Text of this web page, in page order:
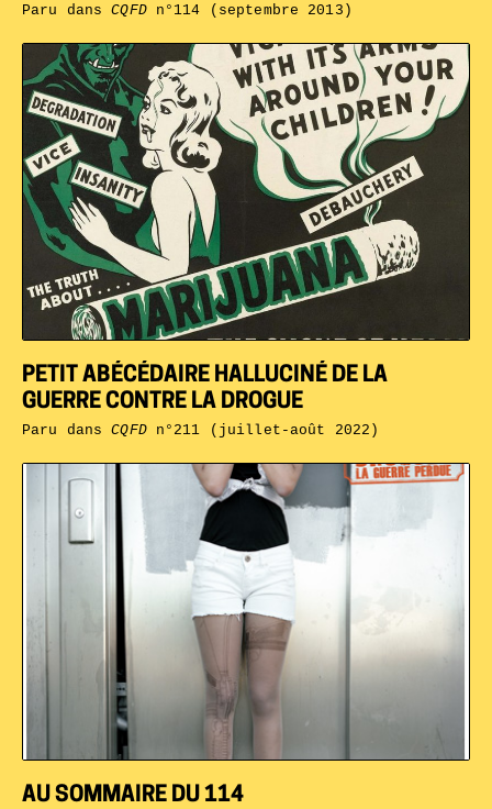
AU SOMMAIRE DU 114
PETIT ABÉCÉDAIRE HALLUCINÉ DE LA
GUERRE CONTRE LA DROGUE
Paru dansCQFDn°211 (juillet-août 2022)
Paru dansCQFDn°114 (septembre 2013)